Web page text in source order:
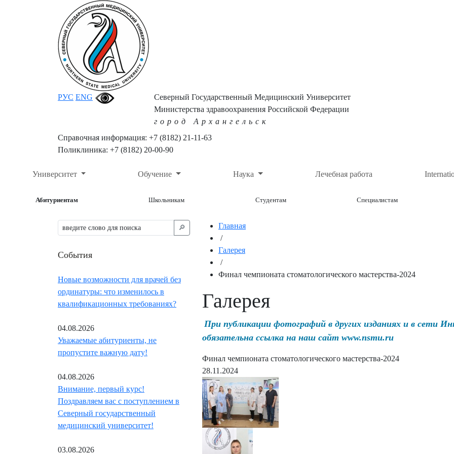
РУС ENG
Северный Государственный Медицинский Университет
Министерства здравоохранения Российской Федерации
город Архангельск
Справочная информация: +7 (8182) 21-11-63
Поликлиника: +7 (8182) 20-00-90
Университет Обучение Наука Лечебная работа
Абитуриентам Школьникам Студентам Специалистам
🔎︎
События
Новые возможности для врачей без
ординатуры: что изменилось в
квалификационных требованиях?
04.08.2026
Уважаемые абитуриенты, не
пропустите важную дату!
04.08.2026
Внимание, первый курс!
Поздравляем вас с поступлением в
Северный государственный
медицинский университет!
03.08.2026
Главная
/
Галерея
/
Финал чемпионата стоматологического мастерства-2024
Галерея
При публикации фотографий в других изданиях и в сети
обязательна ссылка на наш сайт www.nsmu.ru
Финал чемпионата стоматологического мастерства-2024
28.11.2024